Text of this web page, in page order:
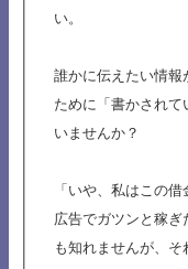
い。
誰かに伝えたい情報
ために「書かされ
いませんか？
「いや、私はこの
広告でガツンと稼
も知れませんが、そ